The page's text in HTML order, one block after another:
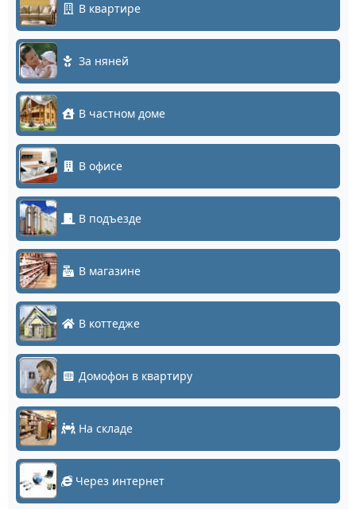
В квартире
За няней
В частном доме
В офисе
В подъезде
В магазине
В коттедже
Домофон в квартиру
На складе
Через интернет